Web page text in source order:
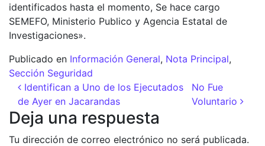
identificados hasta el momento, Se hace cargo
SEMEFO, Ministerio Publico y Agencia Estatal de
Investigaciones».
Publicado en Información General, Nota Principal,
Sección Seguridad
Navegación de entradas
Identifican a Uno de los Ejecutados
de Ayer en Jacarandas
No Fue
Voluntario
Deja una respuesta
Tu dirección de correo electrónico no será publicada.